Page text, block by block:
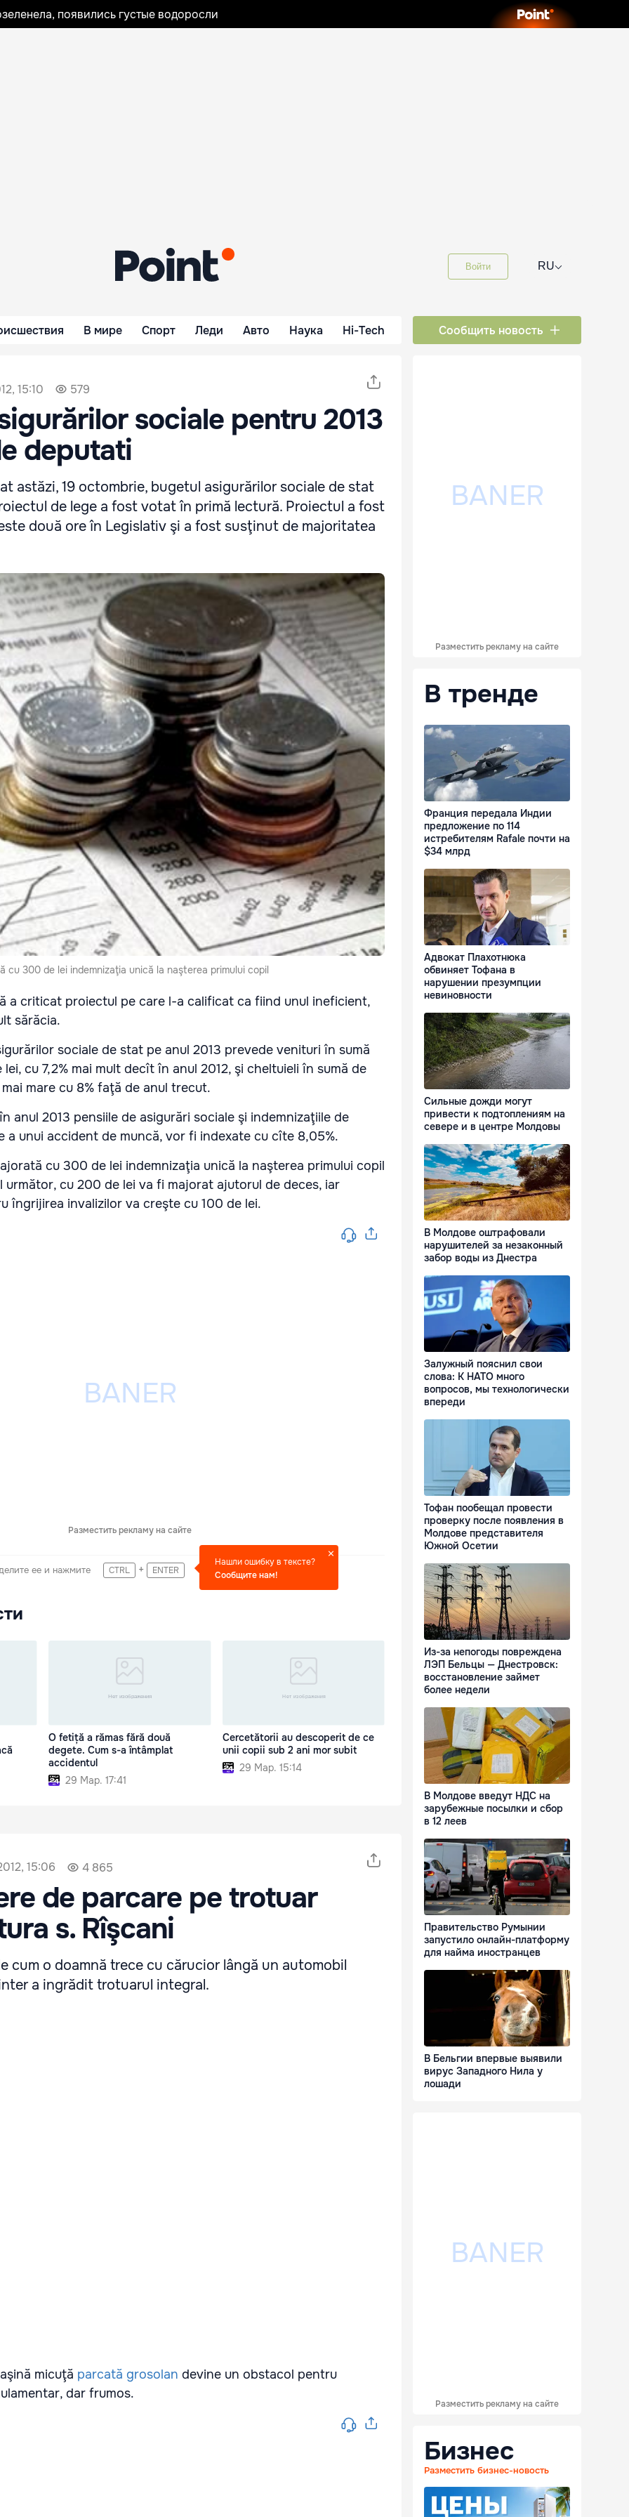
появились густые водоросли
Войти RU⌵
В мире Спорт Леди Авто Наука Hi-Tech Сообщить новость
15:10 579
sociale pentru 2013
deputati
astăzi, 19 octombrie, bugetul asigurărilor sociale de stat
de lege a fost votat în primă lectură. Proiectul a fost
două ore în Legislativ şi a fost susţinut de majoritatea
cu 300 de lei indemnizaţia unică la naşterea primului copil
a criticat proiectul pe care l-a calificat ca fiind unul ineficient,
sărăcia.
sociale de stat pe anul 2013 prevede venituri în sumă
cu 7,2% mai mult decît în anul 2012, şi cheltuieli în sumă de
mare cu 8% faţă de anul trecut.
anul 2013 pensiile de asigurări sociale şi indemnizaţiile de
a unui accident de muncă, vor fi indexate cu cîte 8,05%.
cu 300 de lei indemnizaţia unică la naşterea primului copil
următor, cu 200 de lei va fi majorat ajutorul de deces, iar
îngrijirea invalizilor va creşte cu 100 de lei.
Разместить рекламу на сайте
ее и нажмите CTRL + ENTER
Нашли ошибку в тексте?
Сообщите нам!
O fetiță a rămas fără două
degete. Cum s-a întâmplat
accidentul
29 Мар. 17:41
Cercetătorii au descoperit de ce
unii copii sub 2 ani mor subit
29 Мар. 15:14
15:06 4 865
de parcare pe trotuar
s. Rîşcani
cum o doamnă trece cu cărucior lângă un automobil
a ingrădit trotuarul integral.
micuţă parcată grosolan devine un obstacol pentru
dar frumos.
Разместить рекламу на сайте
В тренде
Франция передала Индии
предложение по 114
истребителям Rafale почти на
$34 млрд
Адвокат Плахотнюка
обвиняет Тофана в
нарушении презумпции
невиновности
Сильные дожди могут
привести к подтоплениям на
севере и в центре Молдовы
В Молдове оштрафовали
нарушителей за незаконный
забор воды из Днестра
Залужный пояснил свои
слова: К НАТО много
вопросов, мы технологически
впереди
Тофан пообещал провести
проверку после появления в
Молдове представителя
Южной Осетии
Из-за непогоды повреждена
ЛЭП Бельцы — Днестровск:
восстановление займет
более недели
В Молдове введут НДС на
зарубежные посылки и сбор
в 12 леев
Правительство Румынии
запустило онлайн-платформу
для найма иностранцев
В Бельгии впервые выявили
вирус Западного Нила у
лошади
Разместить рекламу на сайте
Бизнес
Разместить бизнес-новость